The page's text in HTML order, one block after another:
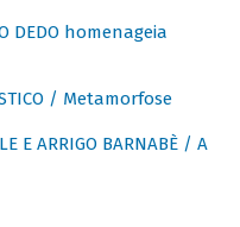
DEDO homenageia
/ Metamorfose
E ARRIGO BARNABÈ / A